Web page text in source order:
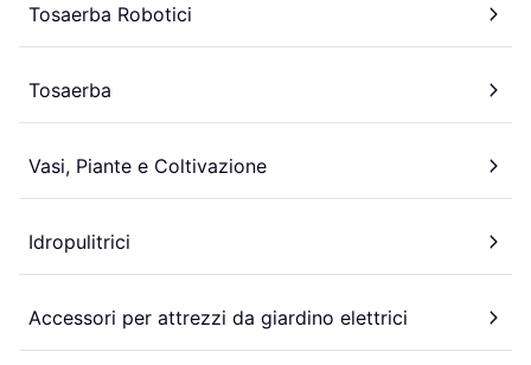
Tosaerba Robotici
Tosaerba
Vasi, Piante e Coltivazione
Idropulitrici
Accessori per attrezzi da giardino elettrici